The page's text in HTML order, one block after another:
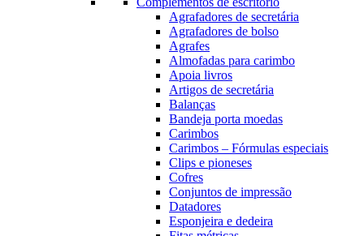
Agrafadores de secretária
Agrafadores de bolso
Agrafes
Almofadas para carimbo
Apoia livros
Artigos de secretária
Balanças
Bandeja porta moedas
Carimbos
Carimbos – Fórmulas especiais
Clips e pioneses
Cofres
Conjuntos de impressão
Datadores
Esponjeira e dedeira